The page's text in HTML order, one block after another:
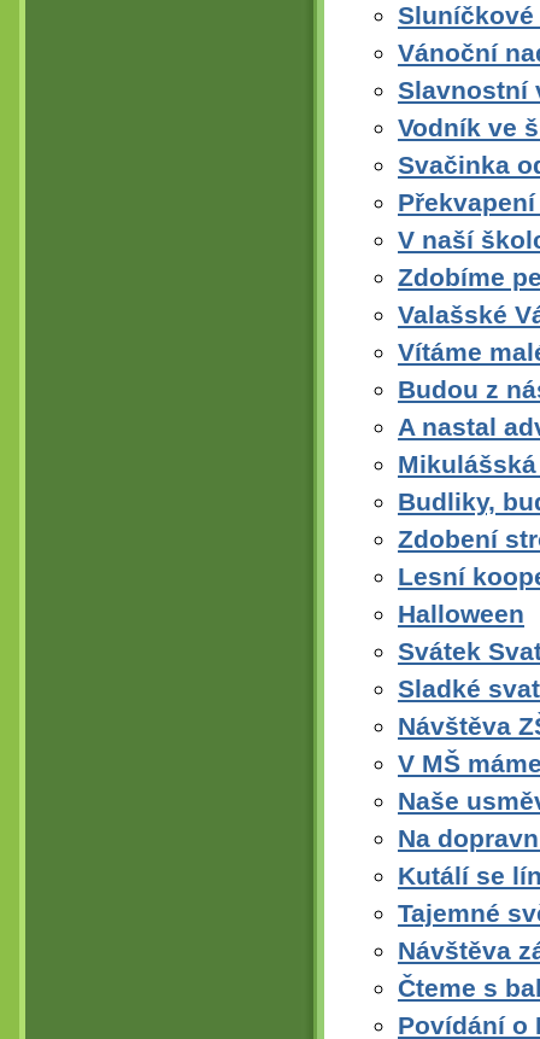
Vánoční
Slavnostní
Vodník ve
Svačinka
V naší
Zdobíme
Valašské
Vítáme
Budou z
A nastal
Budliky,
Zdobení
Lesní
Halloween
Svátek
Sladké
Návštěva
V MŠ
Naše
Na
Kutálí se
Tajemné
Návštěva
Čteme s
Povídání o